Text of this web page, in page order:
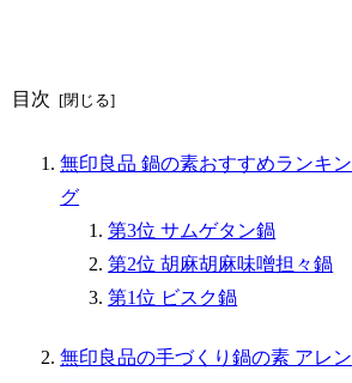
目次
無印良品 鍋の素おすすめランキン
グ
第3位 サムゲタン鍋
第2位 胡麻胡麻味噌担々鍋
第1位 ビスク鍋
無印良品の手づくり鍋の素 アレン